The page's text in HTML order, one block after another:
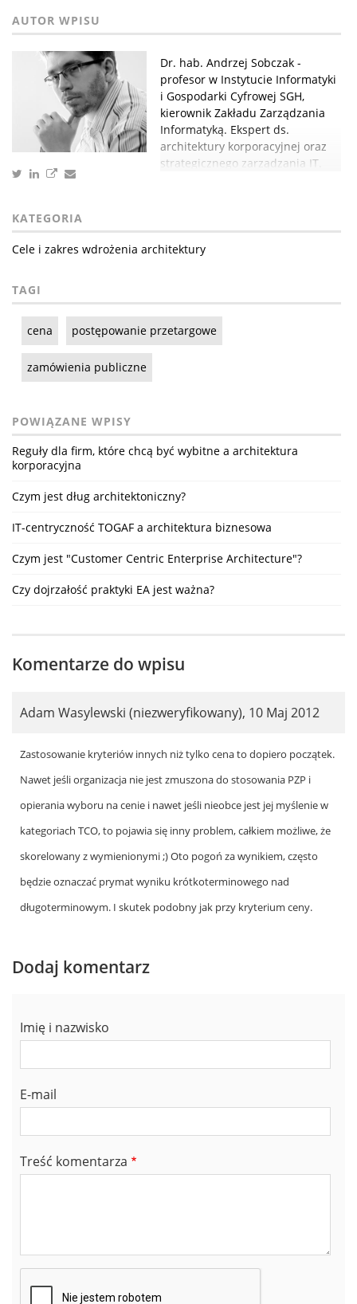
Dr. hab. Andrzej Sobczak -
profesor w Instytucie Informatyki
i Gospodarki Cyfrowej SGH,
kierownik Zakładu Zarządzania
Informatyką. Ekspert ds.
architektury korporacyjnej oraz
strategicznego zarządzania IT.
KATEGORIA
Cele i zakres wdrożenia architektury
TAGI
cena postępowanie przetargowe
zamówienia publiczne
POWIĄZANE WPISY
Reguły dla firm, które chcą być wybitne a architektura
korporacyjna
Czym jest dług architektoniczny?
IT-centryczność TOGAF a architektura biznesowa
Czym jest "Customer Centric Enterprise Architecture"?
Czy dojrzałość praktyki EA jest ważna?
Komentarze do wpisu
Adam Wasylewski (niezweryfikowany), 10 Maj 2012
Zastosowanie kryteriów innych niż tylko cena to dopiero początek.
Nawet jeśli organizacja nie jest zmuszona do stosowania PZP i
opierania wyboru na cenie i nawet jeśli nieobce jest jej myślenie w
kategoriach TCO, to pojawia się inny problem, całkiem możliwe, że
skorelowany z wymienionymi ;) Oto pogoń za wynikiem, często
będzie oznaczać prymat wyniku krótkoterminowego nad
długoterminowym. I skutek podobny jak przy kryterium ceny.
Dodaj komentarz
Imię i nazwisko
E-mail
Treść komentarza